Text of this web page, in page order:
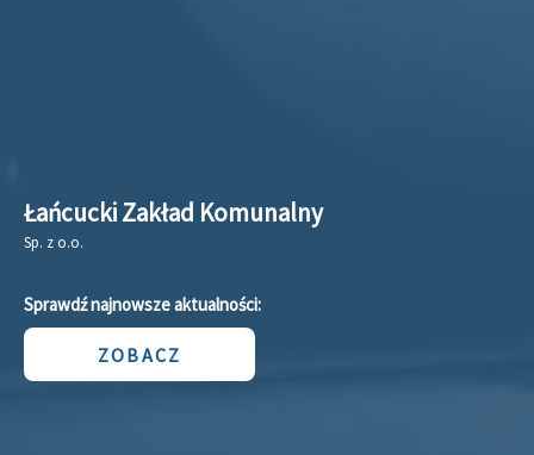
Łańcucki Zakład Komunalny
Sprawdź najnowsze aktualności:
ZOBACZ